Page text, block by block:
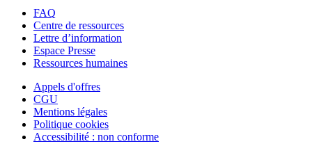
FAQ
Centre de ressources
Lettre d’information
Espace Presse
Ressources humaines
Appels d'offres
CGU
Mentions légales
Politique cookies
Accessibilité : non conforme